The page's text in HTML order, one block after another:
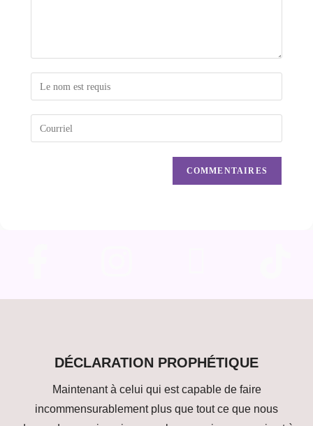
DÉCLARATION PROPHÉTIQUE
Maintenant à celui qui est capable de faire
incommensurablement plus que tout ce que nous